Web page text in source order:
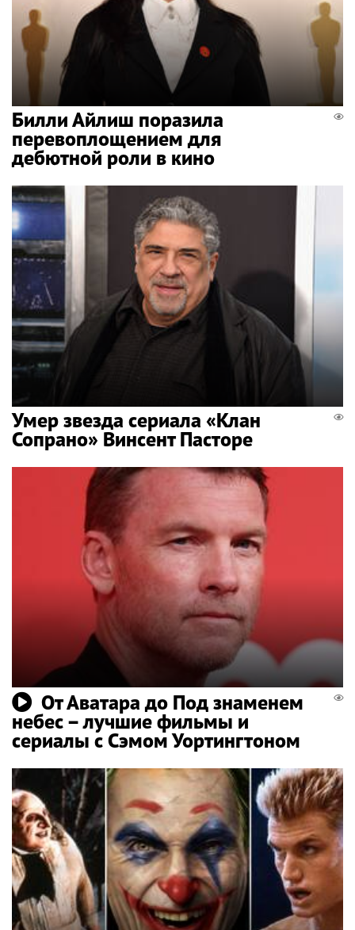
Билли Айлиш поразила
перевоплощением для
дебютной роли в кино
Умер звезда сериала «Клан
Сопрано» Винсент Пасторе
От Аватара до Под знаменем
небес – лучшие фильмы и
сериалы с Сэмом Уортингтоном